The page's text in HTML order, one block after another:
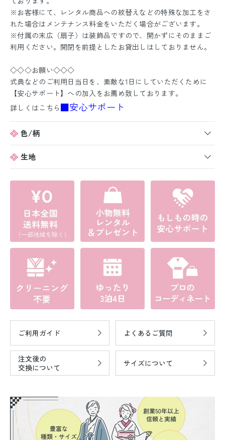
※お客様にて、レンタル商品への紋替えなどの特殊な加工をさ
れた場合はメンテナンス料金をいただく場合がございます。
※付属の末広（扇子）は装飾品ですので、開かずにそのままご
利用ください。開閉を前提としたお貸出しはしておりません。
◇◇◇お願い◇◇◇
式典などのご利用日当日を、素敵な1日にしていただくために
【安心サポート】への加入をお薦め致しております。
詳しくはこちら ■安心サポート
色/柄
生地
ご利用ガイド よくあるご質問
注文後の
交換について
サイズについて